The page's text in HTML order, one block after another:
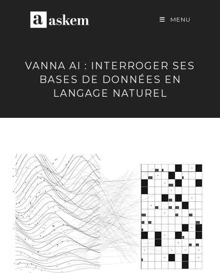
MENU
VANNA AI : INTERROGER SES
BASES DE DONNÉES EN
LANGAGE NATUREL